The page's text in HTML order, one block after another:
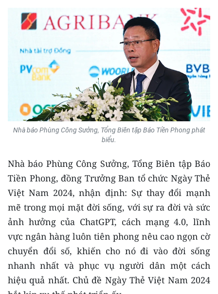
Nhà báo Phùng Công Sưởng, Tổng Biên tập Báo Tiền Phong phát
biểu.
Nhà báo Phùng Công Sưởng, Tổng Biên tập Báo
Tiền Phong, đồng Trưởng Ban tổ chức Ngày Thẻ
Việt Nam 2024, nhận định: Sự thay đổi mạnh
mẽ trong mọi mặt đời sống, với sự ra đời và sức
ảnh hưởng của ChatGPT, cách mạng 4.0, lĩnh
vực ngân hàng luôn tiên phong nêu cao ngọn cờ
chuyển đổi số, khiến cho nó đi vào đời sống
nhanh nhất và phục vụ người dân một cách
hiệu quả nhất. Chủ đề Ngày Thẻ Việt Nam 2024